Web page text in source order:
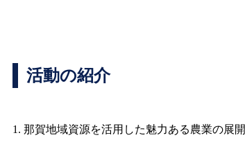
活動の紹介
1. 那賀地域資源を活用した魅力ある農業の展開